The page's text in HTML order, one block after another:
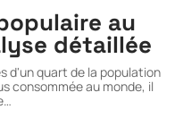
au
détaillée
d'un quart de la population
consommée au monde, il
…